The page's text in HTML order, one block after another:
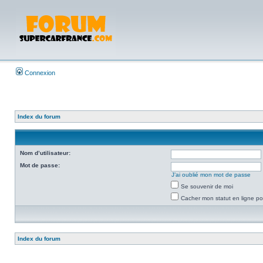
Connexion
Index du forum
Nom d’utilisateur:
Mot de passe:
J’ai oublié mon mot de passe
Se souvenir de moi
Cacher mon statut en ligne
Index du forum